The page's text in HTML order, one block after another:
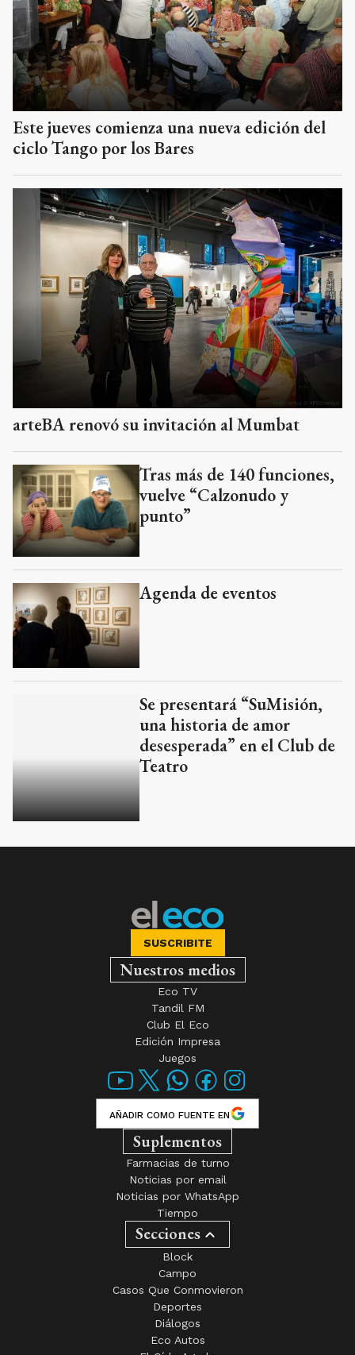
Este jueves comienza una nueva edición del
ciclo Tango por los Bares
arteBA renovó su invitación al Mumbat
Tras más de 140 funciones,
vuelve “Calzonudo y
punto”
Agenda de eventos
Se presentará “SuMisión,
una historia de amor
desesperada” en el Club de
Teatro
SUSCRIBITE
Nuestros medios
Eco TV
Tandil FM
Club El Eco
Edición Impresa
Juegos
AÑADIR COMO FUENTE EN
Suplementos
Farmacias de turno
Noticias por email
Noticias por WhatsApp
Tiempo
Secciones
Block
Campo
Casos Que Conmovieron
Deportes
Diálogos
Eco Autos
El Oído Agudo
Empleos
Emprendedores